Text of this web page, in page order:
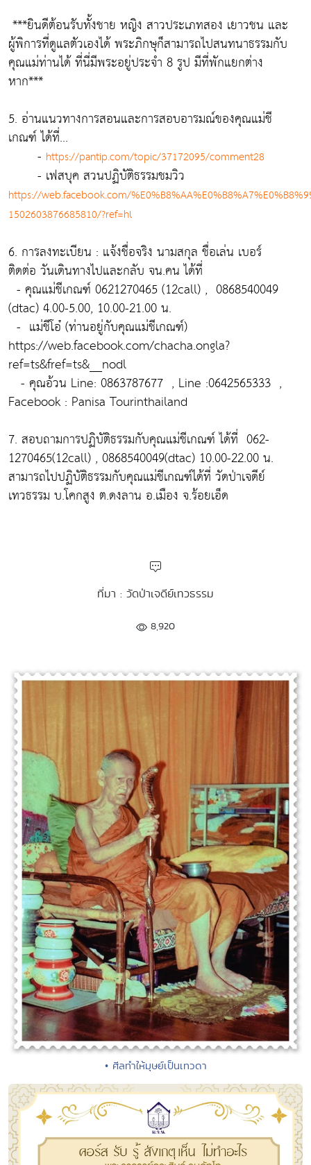
***ยินดีต้อนรับทั้งชาย หญิง สาวประเภทสอง เยาวชน และ
ผู้พิการที่ดูแลตัวเองได้ พระภิกษุก็สามารถไปสนทนาธรรมกับ
คุณแม่ท่านได้ ที่นี่มีพระอยู่ประจำ 8 รูป มีที่พักแยกต่าง
หาก***
5. อ่านแนวทางการสอนและการสอบอารมณ์ของคุณแม่ชี
เกณฑ์ ได้ที่...
- https://pantip.com/topic/37172095/comment28
- เฟสบุค สวนปฏิบัติธรรมชมวิว
https://web.facebook.com/
1502603876685810/?ref=hl
6. การลงทะเบียน : แจ้งชื่อจริง นามสกุล ชื่อเล่น เบอร์
ติดต่อ วันเดินทางไปและกลับ จน.คน ได้ที่
- คุณแม่ชีเกณฑ์ 0621270465 (12call) , 0868540049
(dtac) 4.00-5.00, 10.00-21.00 น.
- แม่ชีโอ๋ (ท่านอยู่กับคุณแม่ชีเกณฑ์)
https://web.facebook.com/chacha.ongla?
ref=ts&fref=ts&__nodl
- คุณอ้วน Line: 0863787677 , Line :0642565333 ,
Facebook : Panisa Tourinthailand
7. สอบถามการปฏิบัติธรรมกับคุณแม่ชีเกณฑ์ ได้ที่ 062-
1270465(12call) , 0868540049(dtac) 10.00-22.00 น.
สามารถไปปฏิบัติธรรมกับคุณแม่ชีเกณฑ์ได้ที่ วัดป่าเจดีย์
เทวธรรม บ.โคกสูง ต.ดงลาน อ.เมือง จ.ร้อยเอ็ด
ที่มา : วัดป่าเจดีย์เทวธรรม
8,920
• ศีลทำให้มุษย์เป็นเทวดา